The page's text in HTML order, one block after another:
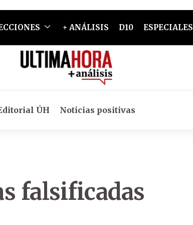
+ ANÁLISIS D10 ESPECIALES
ÚH Noticias positivas
falsificadas